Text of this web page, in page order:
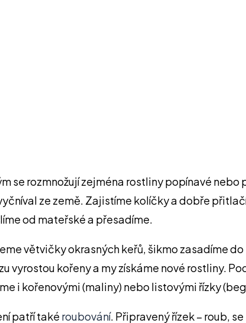
se rozmnožují zejména rostliny popínavé
ze země. Zajistíme kolíčky a dobře
od mateřské a přesadíme.
větvičky okrasných keřů, šikmo zasadíme
vyrostou kořeny a my získáme nové rostliny.
i kořenovými (maliny) nebo listovými řízky
patří také roubování. Připravený řízek – roub,